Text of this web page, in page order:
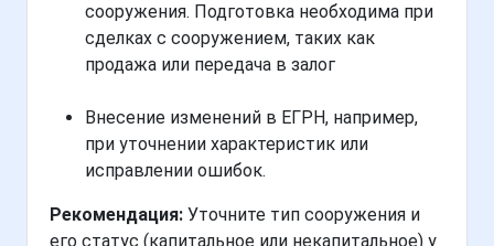
сооружения. Подготовка необходима при
сделках с сооружением, таких как
продажа или передача в залог
Внесение изменений в ЕГРН, например,
при уточнении характеристик или
исправлении ошибок.
Рекомендация: Уточните тип сооружения и
его статус (капитальное или некапитальное) у